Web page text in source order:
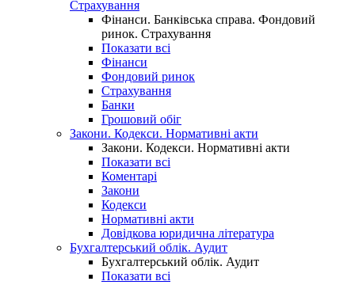
Страхування
Фінанси. Банківська справа. Фондовий
ринок. Страхування
Показати всі
Фінанси
Фондовий ринок
Страхування
Банки
Грошовий обіг
Закони. Кодекси. Нормативні акти
Закони. Кодекси. Нормативні акти
Показати всі
Коментарі
Закони
Кодекси
Нормативні акти
Довідкова юридична література
Бухгалтерський облік. Аудит
Бухгалтерський облік. Аудит
Показати всі